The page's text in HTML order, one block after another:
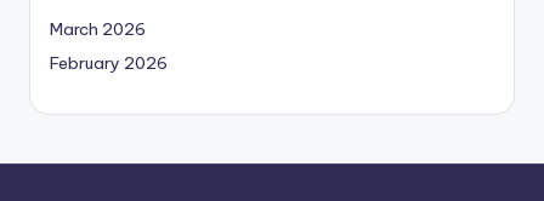
March 2026
February 2026